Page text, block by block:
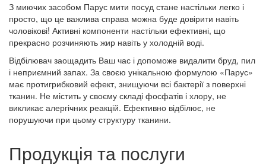
З миючих засобом Парус мити посуд стане настільки легко і
просто, що це важлива справа можна буде довірити навіть
чоловікові! Активні компоненти настільки ефективні, що
прекрасно розчиняють жир навіть у холодній воді.
Відбілювач заощадить Ваш час і допоможе видалити бруд, пил
і неприємний запах. За своєю унікальною формулою «Парус»
має протигрибковий ефект, знищуючи всі бактерії з поверхні
тканин. Не містить у своєму складі фосфатів і хлору, не
викликає алергічних реакцій. Ефективно відбілює, не
порушуючи при цьому структуру тканини.
Продукція та послуги